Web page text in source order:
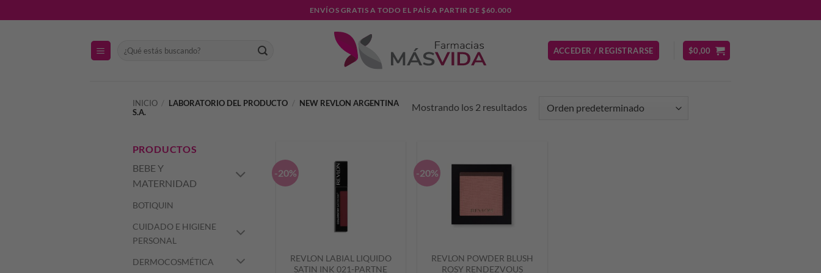
al
ENVÍOS GRATIS A TODO EL PAÍS A PARTIR DE $60.000
Buscar
por:
ACCEDER / REGISTRARSE $0,00
INICIO / LABORATORIO DEL PRODUCTO / NEW REVLON ARGENTINA
S.A.
Mostrando los 2 resultados
PRODUCTOS
BEBE Y
MATERNIDAD
BOTIQUIN
CUIDADO E HIGIENE
PERSONAL
DERMOCOSMÉTICA
-20%
REVLON LABIAL LIQUIDO
SATIN INK 021-PARTNE
-20%
REVLON POWDER BLUSH
ROSY RENDEZVOUS